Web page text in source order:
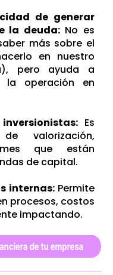
de generar
la deuda: No es
más sobre el
en nuestro
pero ayuda a
la operación en
Es
valorización,
que están
de capital.
internas: Permite
procesos, costos
impactando.